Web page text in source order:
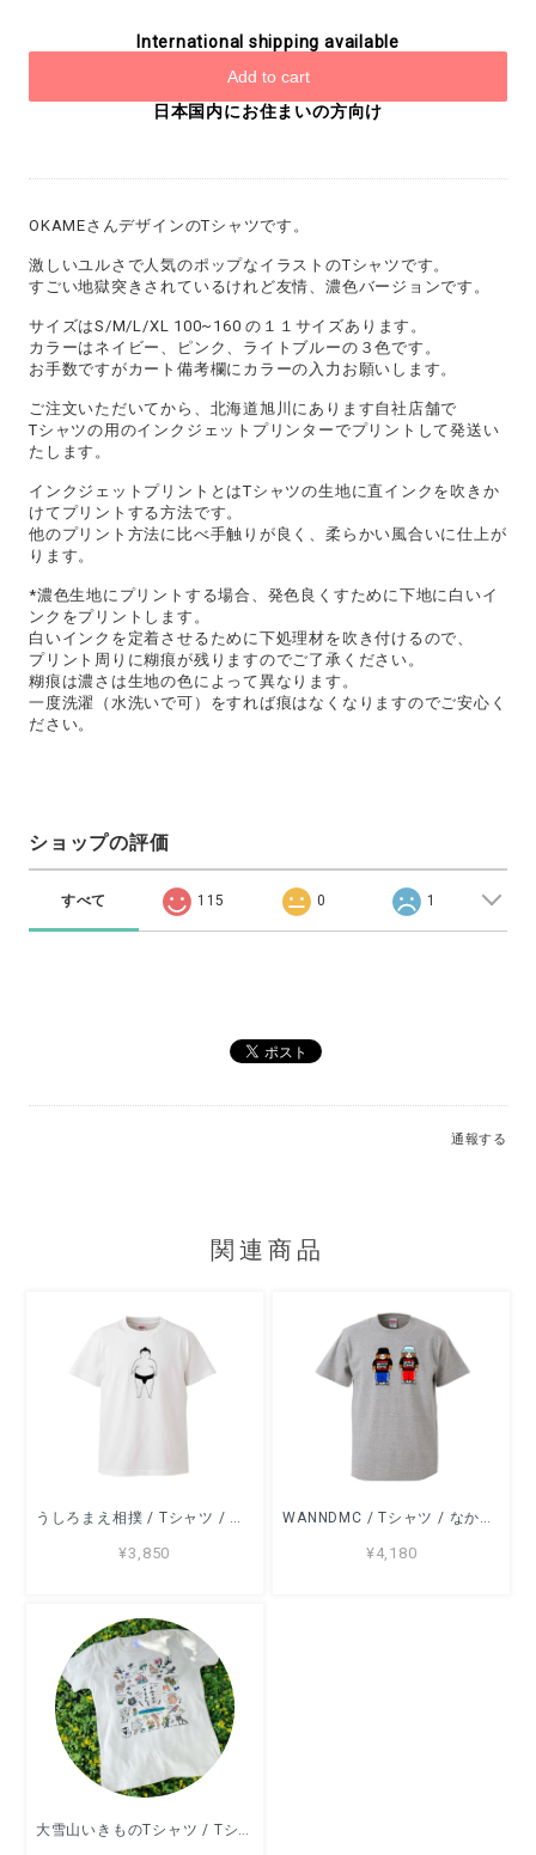
International shipping available
Add to cart
日本国内にお住まいの方向け
OKAMEさんデザインのTシャツです。
激しいユルさで人気のポップなイラストのTシャツです。
すごい地獄突きされているけれど友情、濃色バージョンです。
サイズはS/M/L/XL 100~160 の１１サイズあります。
カラーはネイビー、ピンク、ライトブルーの３色です。
お手数ですがカート備考欄にカラーの入力お願いします。
ご注文いただいてから、北海道旭川にあります自社店舗で
Tシャツの用のインクジェットプリンターでプリントして発送い
たします。
インクジェットプリントとはTシャツの生地に直インクを吹きか
けてプリントする方法です。
他のプリント方法に比べ手触りが良く、柔らかい風合いに仕上が
ります。
*濃色生地にプリントする場合、発色良くすために下地に白いイ
ンクをプリントします。
白いインクを定着させるために下処理材を吹き付けるので、
プリント周りに糊痕が残りますのでご了承ください。
糊痕は濃さは生地の色によって異なります。
一度洗濯（水洗いで可）をすれば痕はなくなりますのでご安心く
ださい。
ショップの評価
すべて 115 0 1
通報する
関連商品
うしろまえ相撲 / Tシャツ / すずきたまみ / -WHITE/GRAY/NATURAL/SAND/LIGHTBLUE-
¥3,850
WANNDMC / Tシャツ / なかしまともみ / -GRAY/LIGHTBLUE/SAND-
¥4,180
大雪山いきものTシャツ / Tシャツ / アッコモン/ -WHITE/SANDBEIGE-